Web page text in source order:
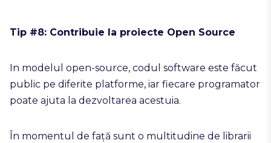
Tip #8: Contribuie la proiecte Open Source
In modelul open-source, codul software este făcut
public pe diferite platforme, iar fiecare programator
poate ajuta la dezvoltarea acestuia.
În momentul de față sunt o multitudine de librarii